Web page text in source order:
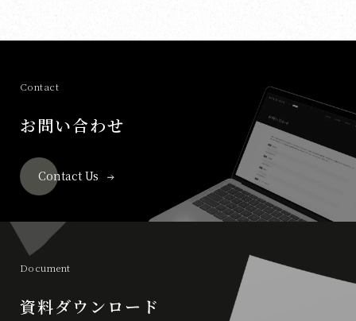
Contact
お問い合わせ
Contact Us
Document
資料ダウンロード